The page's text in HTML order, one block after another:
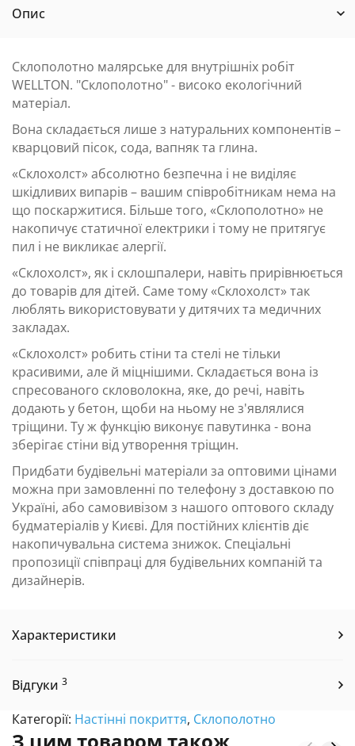
Опис
Склополотно малярське для внутрішніх робіт
WELLTON. "Склополотно" - високо екологічний
матеріал.
Вона складається лише з натуральних компонентів –
кварцовий пісок, сода, вапняк та глина.
«Склохолст» абсолютно безпечна і не виділяє
шкідливих випарів – вашим співробітникам нема на
що поскаржитися. Більше того, «Склополотно» не
накопичує статичної електрики і тому не притягує
пил і не викликає алергії.
«Склохолст», як і склошпалери, навіть прирівнюється
до товарів для дітей. Саме тому «Склохолст» так
люблять використовувати у дитячих та медичних
закладах.
«Склохолст» робить стіни та стелі не тільки
красивими, але й міцнішими. Складається вона із
спресованого скловолокна, яке, до речі, навіть
додають у бетон, щоби на ньому не з'являлися
тріщини. Ту ж функцію виконує павутинка - вона
зберігає стіни від утворення тріщин.
Придбати будівельні матеріали за оптовими цінами
можна при замовленні по телефону з доставкою по
Україні, або самовивізом з нашого оптового складу
будматеріалів у Києві. Для постійних клієнтів діє
накопичувальна система знижок. Спеціальні
пропозиції співпраці для будівельних компаній та
дизайнерів.
Характеристики
Відгуки 3
Категорії: Настінні покриття, Склополотно